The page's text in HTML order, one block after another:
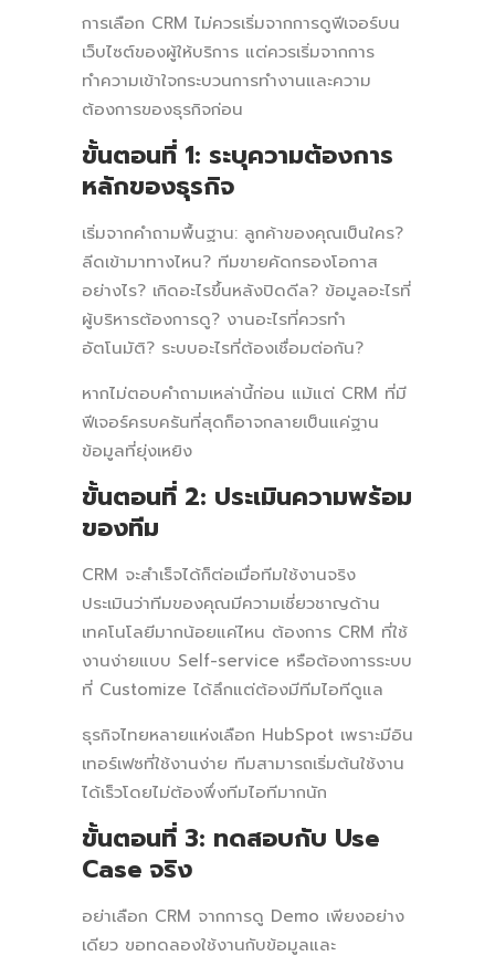
การเลือก CRM ไม่ควรเริ่มจากการดูฟีเจอร์บน
เว็บไซต์ของผู้ให้บริการ แต่ควรเริ่มจากการ
ทำความเข้าใจกระบวนการทำงานและความ
ต้องการของธุรกิจก่อน
ขั้นตอนที่ 1: ระบุความต้องการ
หลักของธุรกิจ
เริ่มจากคำถามพื้นฐาน: ลูกค้าของคุณเป็นใคร?
ลีดเข้ามาทางไหน? ทีมขายคัดกรองโอกาส
อย่างไร? เกิดอะไรขึ้นหลังปิดดีล? ข้อมูลอะไรที่
ผู้บริหารต้องการดู? งานอะไรที่ควรทำ
อัตโนมัติ? ระบบอะไรที่ต้องเชื่อมต่อกัน?
หากไม่ตอบคำถามเหล่านี้ก่อน แม้แต่ CRM ที่มี
ฟีเจอร์ครบครันที่สุดก็อาจกลายเป็นแค่ฐาน
ข้อมูลที่ยุ่งเหยิง
ขั้นตอนที่ 2: ประเมินความพร้อม
ของทีม
CRM จะสำเร็จได้ก็ต่อเมื่อทีมใช้งานจริง
ประเมินว่าทีมของคุณมีความเชี่ยวชาญด้าน
เทคโนโลยีมากน้อยแค่ไหน ต้องการ CRM ที่ใช้
งานง่ายแบบ Self-service หรือต้องการระบบ
ที่ Customize ได้ลึกแต่ต้องมีทีมไอทีดูแล
ธุรกิจไทยหลายแห่งเลือก HubSpot เพราะมีอิน
เทอร์เฟซที่ใช้งานง่าย ทีมสามารถเริ่มต้นใช้งาน
ได้เร็วโดยไม่ต้องพึ่งทีมไอทีมากนัก
ขั้นตอนที่ 3: ทดสอบกับ Use
Case จริง
อย่าเลือก CRM จากการดู Demo เพียงอย่าง
เดียว ขอทดลองใช้งานกับข้อมูลและ